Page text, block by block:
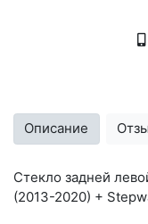
Описание
Стекло задней
(2013-2020) +